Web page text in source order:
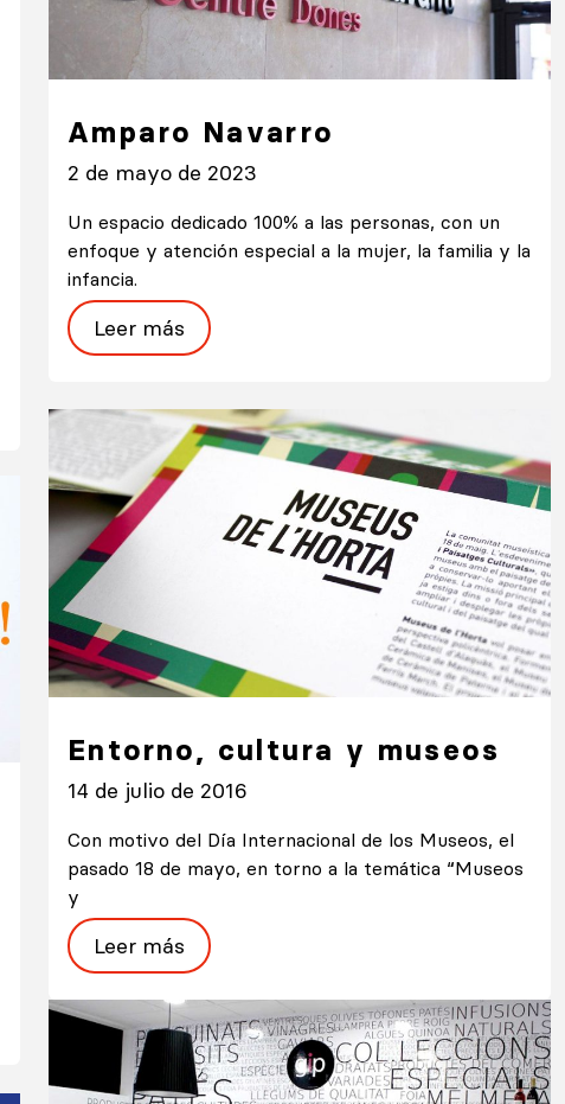
Amparo Navarro
2 de mayo de 2023
Un espacio dedicado 100% a las personas, con un
enfoque y atención especial a la mujer, la familia y la
infancia.
Leer más
Entorno, cultura y museos
14 de julio de 2016
Con motivo del Día Internacional de los Museos, el
pasado 18 de mayo, en torno a la temática “Museos
y
Leer más